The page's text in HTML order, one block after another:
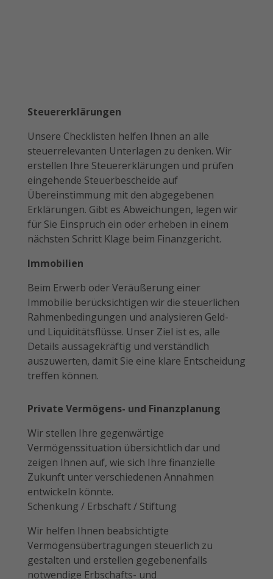
Steuererklärungen
Unsere Checklisten helfen Ihnen an alle
steuerrelevanten Unterlagen zu denken. Wir
erstellen Ihre Steuererklärungen und prüfen
eingehende Steuerbescheide auf
Übereinstimmung mit den abgegebenen
Erklärungen. Gibt es Abweichungen, legen wir
für Sie Einspruch ein oder erheben in einem
nächsten Schritt Klage beim Finanzgericht.
Immobilien
Beim Erwerb oder Veräußerung einer
Immobilie berücksichtigen wir die steuerlichen
Rahmenbedingungen und analysieren Geld-
und Liquiditätsflüsse. Unser Ziel ist es, alle
Details aussagekräftig und verständlich
auszuwerten, damit Sie eine klare Entscheidung
treffen können.
Private Vermögens- und Finanzplanung
Wir stellen Ihre gegenwärtige
Vermögenssituation übersichtlich dar und
zeigen Ihnen auf, wie sich Ihre finanzielle
Zukunft unter verschiedenen Annahmen
entwickeln könnte.
Schenkung / Erbschaft / Stiftung
Wir helfen Ihnen beabsichtigte
Vermögensübertragungen steuerlich zu
gestalten und erstellen gegebenenfalls
notwendige Erbschafts- und